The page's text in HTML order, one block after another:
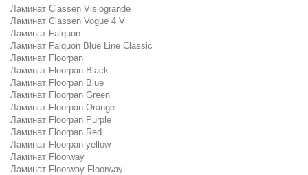
Ламинат Classen Visiogrande
Ламинат Classen Vogue 4 V
Ламинат Falquon
Ламинат Falquon Blue Line Classic
Ламинат Floorpan
Ламинат Floorpan Black
Ламинат Floorpan Blue
Ламинат Floorpan Green
Ламинат Floorpan Orange
Ламинат Floorpan Purple
Ламинат Floorpan Red
Ламинат Floorpan yellow
Ламинат Floorway
Ламинат Floorway Floorway